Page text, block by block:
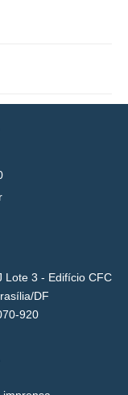
Lote 3 - Edifício CFC
DF
920